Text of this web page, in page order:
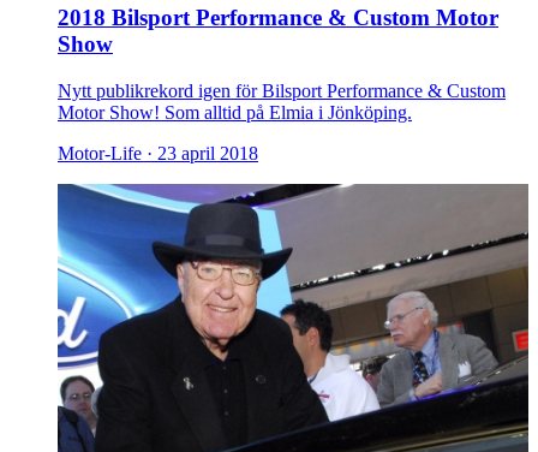
2018 Bilsport Performance & Custom Motor
Show
Nytt publikrekord igen för Bilsport Performance & Custom
Motor Show! Som alltid på Elmia i Jönköping.
Motor-Life · 23 april 2018